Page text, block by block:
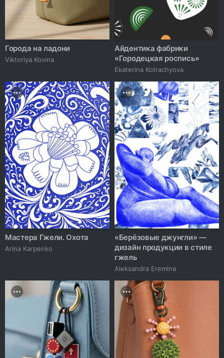
Города на ладони
Viktoriya Kovina
Айдентика фабрики
«Городецкая роспись»
Ekaterina Kotrachyova
Мастера Гжели. Охота
Arina Karpenko
«Берёзовые джунгли» —
дизайн продукции в стиле
гжель
Aleksandra Eremina